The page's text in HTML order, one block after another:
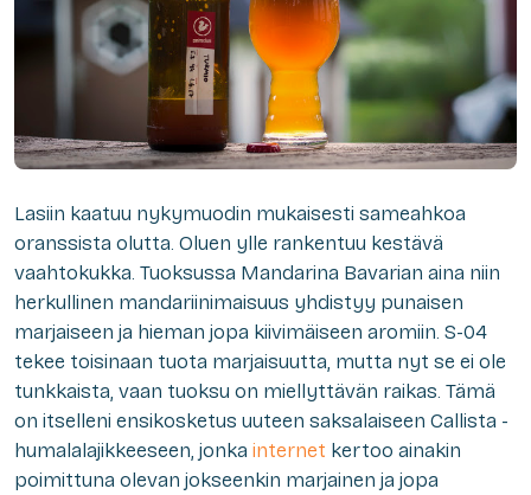
Lasiin kaatuu nykymuodin mukaisesti sameahkoa
oranssista olutta. Oluen ylle rankentuu kestävä
vaahtokukka. Tuoksussa Mandarina Bavarian aina niin
herkullinen mandariinimaisuus yhdistyy punaisen
marjaiseen ja hieman jopa kiivimäiseen aromiin. S-04
tekee toisinaan tuota marjaisuutta, mutta nyt se ei ole
tunkkaista, vaan tuoksu on miellyttävän raikas. Tämä
on itselleni ensikosketus uuteen saksalaiseen Callista -
humalalajikkeeseen, jonka internet kertoo ainakin
poimittuna olevan jokseenkin marjainen ja jopa